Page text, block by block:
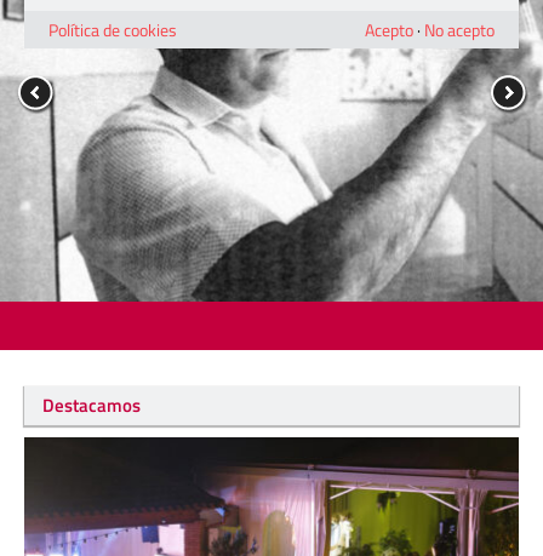
Destacamos
Política de cookies
Acepto· No acepto